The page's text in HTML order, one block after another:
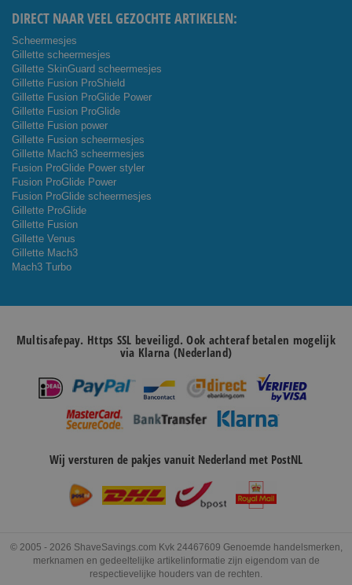
DIRECT NAAR VEEL GEZOCHTE ARTIKELEN:
Scheermesjes
Gillette scheermesjes
Gillette SkinGuard scheermesjes
Gillette Fusion ProShield
Gillette Fusion ProGlide Power
Gillette Fusion ProGlide
Gillette Fusion power
Gillette Fusion scheermesjes
Gillette Mach3 scheermesjes
Fusion ProGlide Power styler
Fusion ProGlide Power
Fusion ProGlide scheermesjes
Gillette ProGlide
Gillette Fusion
Gillette Venus
Gillette Mach3
Mach3 Turbo
Multisafepay. Https SSL beveiligd. Ook achteraf betalen mogelijk
via Klarna (Nederland)
Wij versturen de pakjes vanuit Nederland met PostNL
© 2005 - 2026 ShaveSavings.com Kvk 24467609 Genoemde handelsmerken,
merknamen en gedeeltelijke artikelinformatie zijn eigendom van de
respectievelijke houders van de rechten.